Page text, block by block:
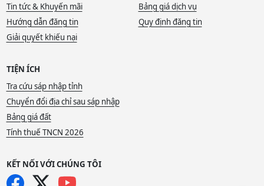
Tin tức & Khuyến mãi
Bảng giá dịch vụ
Hướng dẫn đăng tin
Quy định đăng tin
Giải quyết khiếu nại
TIỆN ÍCH
Tra cứu sáp nhập tỉnh
Chuyển đổi địa chỉ sau sáp nhập
Bảng giá đất
Tính thuế TNCN 2026
KẾT NỐI VỚI CHÚNG TÔI